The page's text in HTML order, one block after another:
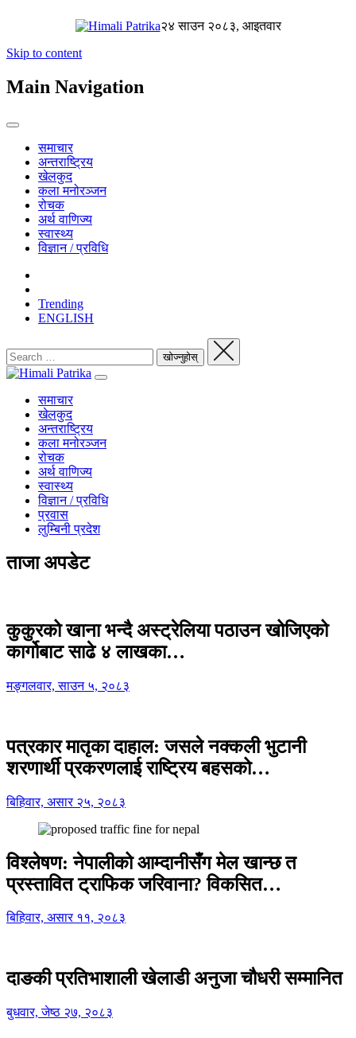
२४ साउन २०८३, आइतवार
Skip to content
Main Navigation
समाचार
अन्तराष्ट्रिय
खेलकुद
कला मनोरञ्जन
रोचक
अर्थ वाणिज्य
स्वास्थ्य
विज्ञान / प्रविधि
Trending
ENGLISH
समाचार
खेलकुद
अन्तराष्ट्रिय
कला मनोरञ्जन
रोचक
अर्थ वाणिज्य
स्वास्थ्य
विज्ञान / प्रविधि
प्रवास
लुम्बिनी प्रदेश
ताजा अपडेट
कुकुरको खाना भन्दै अस्ट्रेलिया पठाउन खोजिएको
कार्गोबाट साढे ४ लाखका…
मङ्गलवार, साउन ५, २०८३
पत्रकार मातृका दाहाल: जसले नक्कली भुटानी
शरणार्थी प्रकरणलाई राष्ट्रिय बहसको…
बिहिवार, असार २५, २०८३
विश्लेषण: नेपालीको आम्दानीसँग मेल खान्छ त
प्रस्तावित ट्राफिक जरिवाना? विकसित…
बिहिवार, असार ११, २०८३
दाङकी प्रतिभाशाली खेलाडी अनुजा चौधरी सम्मानित
बुधवार, जेष्ठ २७, २०८३